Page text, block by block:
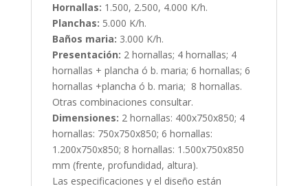
Hornallas: 1.500, 2.500, 4.000 K/h.
Planchas: 5.000 K/h.
Baños maria: 3.000 K/h.
Presentación: 2 hornallas; 4 hornallas; 4
hornallas + plancha ó b. maria; 6 hornallas; 6
hornallas +plancha ó b. maria; 8 hornallas.
Otras combinaciones consultar.
Dimensiones: 2 hornallas: 400x750x850; 4
hornallas: 750x750x850; 6 hornallas:
1.200x750x850; 8 hornallas: 1.500x750x850
mm (frente, profundidad, altura).
Las especificaciones y el diseño están